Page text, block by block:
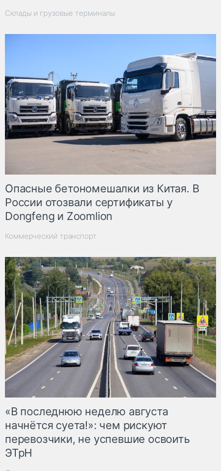
Склады и грузовые терминалы
Опасные бетономешалки из Китая. В
России отозвали сертификаты у
Dongfeng и Zoomlion
Коммерческий транспорт
«В последнюю неделю августа
начнётся суета!»: чем рискуют
перевозчики, не успевшие освоить
ЭТрН